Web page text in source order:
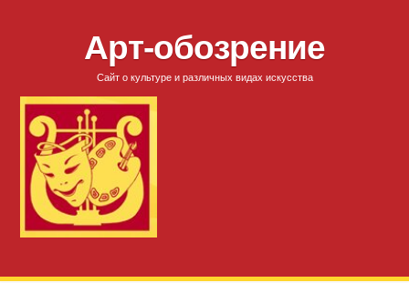
Арт-обозрение
Сайт о культуре и различных видах искусства